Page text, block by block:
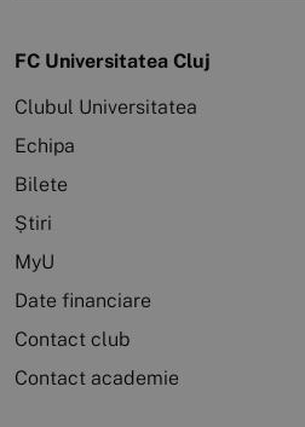
FC Universitatea Cluj
Clubul Universitatea
Echipa
Bilete
Știri
MyU
Date financiare
Contact club
Contact academie